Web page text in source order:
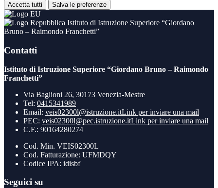
Accetta tutti Salva le preferenze
Istituto di Istruzione Superiore “Giordano
Bruno – Raimondo Franchetti”
Contatti
Istituto di Istruzione Superiore “Giordano Bruno – Raimondo
Franchetti”
Via Baglioni 26, 30173 Venezia-Mestre
Tel: 0415341989
Email: veis02300l@istruzione.itLink per inviare una mail
PEC: veis02300l@pec.istruzione.itLink per inviare una mail
C.F.: 90164280274
Cod. Min. VEIS02300L
Cod. Fatturazione: UFMDQY
Codice IPA: idisbf
Seguici su